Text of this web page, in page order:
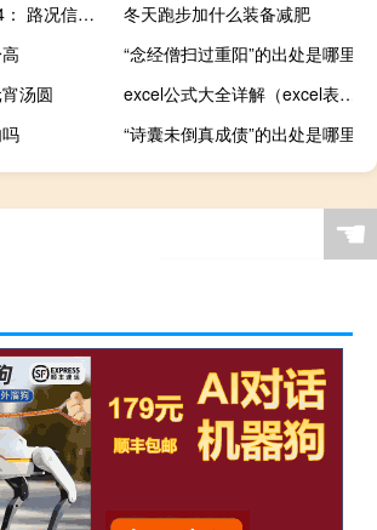
2023-11-16 06:34： 路况信息：2023年11月16日4时25分，武深高速浏醴段沙市收费站附近以北K264处南往北因两车追尾实行交通管制，5时33分解除交通管制，行车道可缓行，至6时30分已恢复正常通行。Sa85Za ​​​
冬天跑步加什么装备减肥
“念经僧扫过重阳”的出处是哪里
汤圆
excel公式大全详解（excel表格函数公式大全）
“诗囊未倒真成债”的出处是哪里
☚